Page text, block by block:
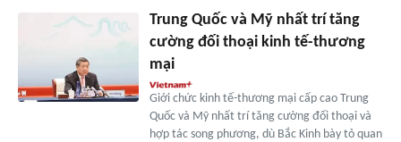
Trung Quốc và Mỹ nhất trí tăng
cường đối thoại kinh tế-thương
mại
Giới chức kinh tế-thương mại cấp cao Trung
Quốc và Mỹ nhất trí tăng cường đối thoại và
hợp tác song phương, dù Bắc Kinh bày tỏ quan